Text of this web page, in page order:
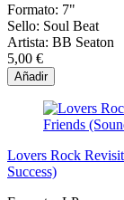
Formato: 7"
Sello: Soul Beat
Artista: BB Seaton
5,00 €
Añadir
Lovers Rock
Success)